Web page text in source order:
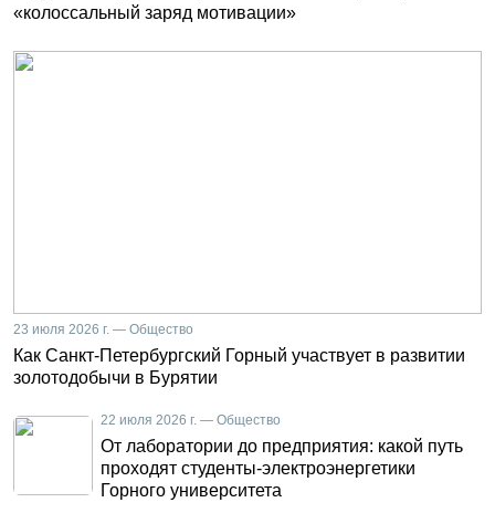
«колоссальный заряд мотивации»
23 июля 2026 г. — Общество
Как Санкт-Петербургский Горный участвует в развитии
золотодобычи в Бурятии
22 июля 2026 г. — Общество
От лаборатории до предприятия: какой путь
проходят студенты-электроэнергетики
Горного университета